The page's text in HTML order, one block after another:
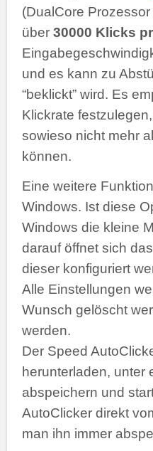
(DualCore
über 30000 Klicks
und es kann zu
“beklickt” wird. Es
Klickrate
sowieso nicht mehr
können.
Eine weitere
Windows. Ist diese
Windows die kleine
darauf öffnet sich
dieser konfiguriert
Alle Einstellungen
Wunsch gelöscht
werden.
Der Speed
herunterladen, unter
abspeichern und
AutoClicker direkt
man ihn immer